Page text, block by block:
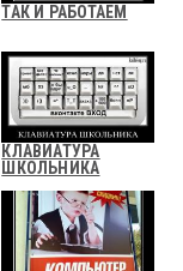
ТАК И РАБОТАЕМ
КЛАВИАТУРА
ШКОЛЬНИКА